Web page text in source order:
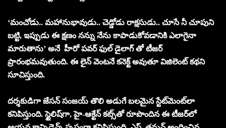
‘మంచోడు.. మహానుభావుడు.. చెడ్డోడు రాక్షసుడు.. చూసే నీ చూపుని
బట్టి, ఇప్పుడు ఈ క్షణం నన్ను నేను కాపాడుకోవడానికి ఎలాగైనా
మారుతాను’ అనే హీరో పవర్ ఫుల్ డైలాగ్ తో టీజర్
ప్రారంభమవుతుంది. ఈ లైన్ వెంటనే కనెక్ట్ అవుతూ విజిలెంట్ కథని
సూచిస్తుంది.
దర్శకుడిగా జేసన్ సంజయ్ తొలి అడుగే బలమైన స్టేట్‌మెంట్‌లా
కనిపిస్తుంది. స్టైలిష్‌గా, హై-ఆక్టేన్ కట్స్‌తో రూపొందిన ఈ టీజర్‌లో